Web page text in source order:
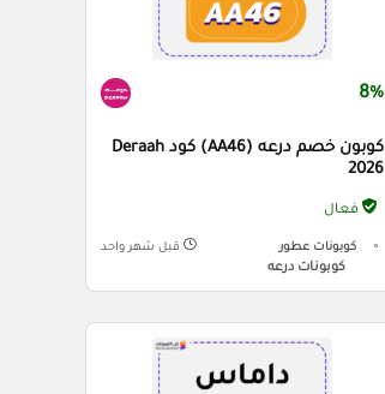
8%
كوبون خصم درعه (AA46) كود Deraah
2026
فعال
كوبونات عطور
كوبونات درعه
قبل شهر واحد